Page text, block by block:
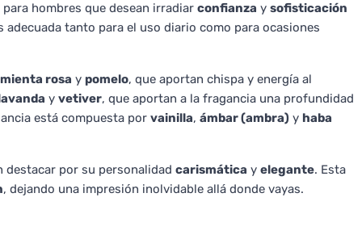
hombres que desean irradiar confianza y sofisticación
tanto para el uso diario como para ocasiones
rosa y pomelo, que aportan chispa y energía al
y vetiver, que aportan a la fragancia una profundidad
está compuesta por vainilla, ámbar (ambra) y haba
destacar por su personalidad carismática y elegante. Esta
, dejando una impresión inolvidable allá donde vayas.